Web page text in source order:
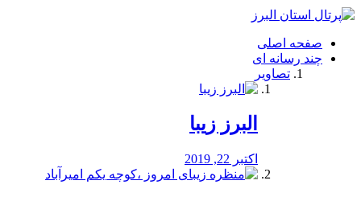
فصد
شرق
تهران
خشکشویی
صفحه اصلی
چند رسانه ای
تصاویر
البرز زیبا
اکتبر 22, 2019